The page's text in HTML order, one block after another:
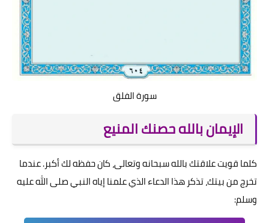
سورة الفلق
الإيمان بالله حصنك المنيع
كلما قويت علاقتك بالله سبحانه وتعالى، كان حفظه لك أكبر. عندما
تخرج من بيتك، تذكر هذا الدعاء الذي علمنا إياه النبي صلى الله عليه
وسلم: